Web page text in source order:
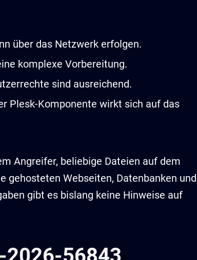
über das Netzwerk erfolgen.
komplexe Vorbereitung.
sind ausreichend.
Plesk-Komponente wirkt sich auf das
Angreifer, beliebige Dateien auf dem
gehosteten Webseiten, Datenbanken und
gibt es bislang keine Hinweise auf